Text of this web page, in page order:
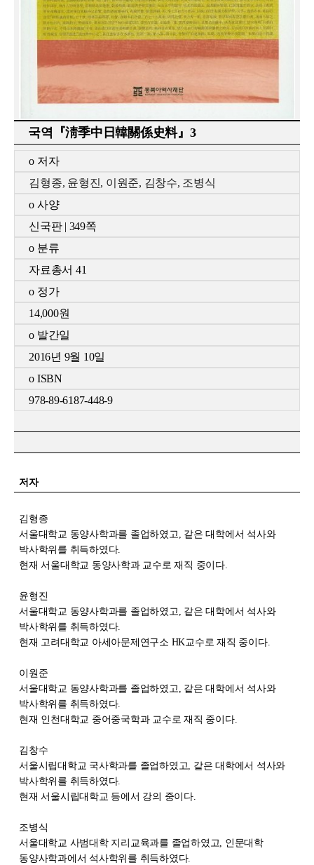
국역『淸季中日韓關係史料』3
o 저자
김형종, 윤형진, 이원준, 김창수, 조병식
o 사양
신국판| 349쪽
o 분류
자료총서 41
o 정가
14,000원
o 발간일
2016년 9월 10일
o ISBN
978-89-6187-448-9
저자
김형종
서울대학교 동양사학과를 졸업하였고, 같은 대학에서 석사와
박사학위를 취득하였다.
현재 서울대학교 동양사학과 교수로 재직 중이다.
윤형진
서울대학교 동양사학과를 졸업하였고, 같은 대학에서 석사와
박사학위를 취득하였다.
현재 고려대학교 아세아문제연구소 HK교수로 재직 중이다.
이원준
서울대학교 동양사학과를 졸업하였고, 같은 대학에서 석사와
박사학위를 취득하였다.
현재 인천대학교 중어중국학과 교수로 재직 중이다.
김창수
서울시립대학교 국사학과를 졸업하였고, 같은 대학에서 석사와
박사학위를 취득하였다.
현재 서울시립대학교 등에서 강의 중이다.
조병식
서울대학교 사범대학 지리교육과를 졸업하였고, 인문대학
동양사학과에서 석사학위를 취득하였다.